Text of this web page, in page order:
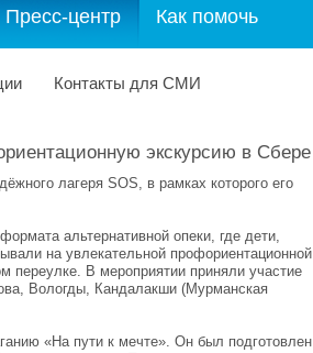
Пресс-центр Как помочь
Контакты для СМИ
экскурсию в Сбере
лагеря SOS, в рамках которого его
альтернативной опеки, где дети,
на увлекательной профориентационной
переулке. В мероприятии приняли участие
Вологды, Кандалакши (Мурманская
«На пути к мечте». Он был подготовлен